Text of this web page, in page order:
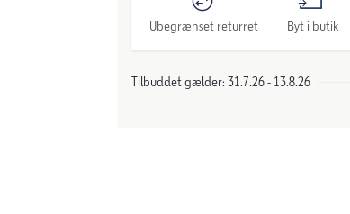
Ubegrænset returret Byt i butik
Tilbuddet gælder: 31.7.26 - 13.8.26